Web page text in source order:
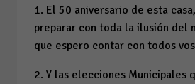
1. El 50 aniversario de esta
preparar con toda la ilusión del
que espero contar con todos
2. Y las elecciones Municipales